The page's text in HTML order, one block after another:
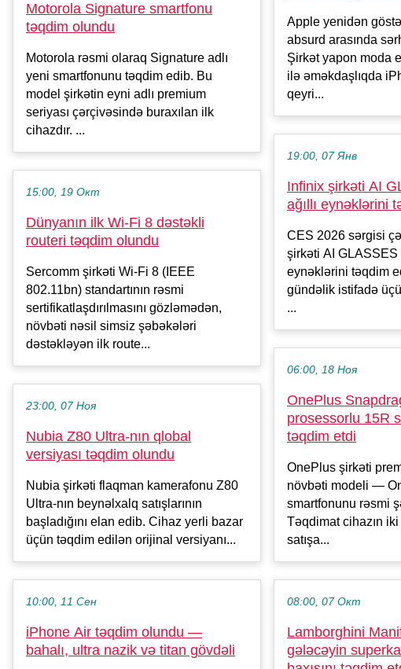
Motorola Signature smartfonu
təqdim olundu
Motorola rəsmi olaraq Signature adlı
yeni smartfonunu təqdim edib. Bu
model şirkətin eyni adlı premium
seriyası çərçivəsində buraxılan ilk
cihazdır. ...
15:00, 19 Окт
Dünyanın ilk Wi-Fi 8 dəstəkli
routeri təqdim olundu
Sercomm şirkəti Wi-Fi 8 (IEEE
802.11bn) standartının rəsmi
sertifikatlaşdırılmasını gözləmədən,
növbəti nəsil simsiz şəbəkələri
dəstəkləyən ilk route...
23:00, 07 Ноя
Nubia Z80 Ultra-nın qlobal
versiyası təqdim olundu
Nubia şirkəti flaqman kamerafonu Z80
Ultra-nın beynəlxalq satışlarının
başladığını elan edib. Cihaz yerli bazar
üçün təqdim edilən orijinal versiyanı...
10:00, 11 Сен
iPhone Air təqdim olundu —
bahalı, ultra nazik və titan gövdəli
Apple yenidən
absurd arasında
Şirkət yapon moda
ilə əməkdaşlıqda
qeyri...
19:00, 07 Янв
Infinix şirkəti AI
ağıllı eynəklərini
CES 2026 sərgisi
şirkəti AI GLASSES
eynəklərini təqdim
gündəlik istifadə
...
06:00, 18 Ноя
OnePlus
prosessorlu 15R
təqdim etdi
OnePlus şirkəti
növbəti modeli —
smartfonunu rəsmi
Təqdimat cihazın
satışa...
08:00, 07 Окт
Lamborghini
gələcəyin